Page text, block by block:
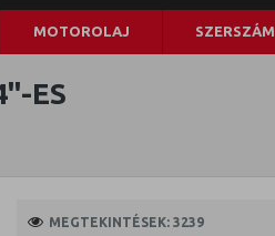
MOTOROLAJ SZERSZÁM
ES
MEGTEKINTÉSEK: 3239